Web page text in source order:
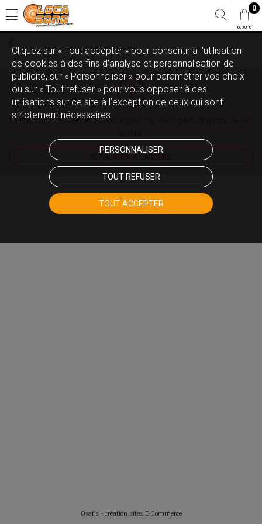
0
0,00 €
Le produit demandé n'existe pas ou n'est plus disponible sur
Cliquez sur « Tout accepter » pour consentir à l'utilisation
de cookies à des fins d’analyse et personnalisation de
publicité, sur « Personnaliser » pour paramétrer vos choix
ou sur « Tout refuser » pour vous opposer à ces
utilisations sur ce site à l’exception de ceux qui sont
strictement nécessaires.
PERSONNALISER
TOUT REFUSER
TOUT ACCEPTER
Oxatis - création sites E-Commerce